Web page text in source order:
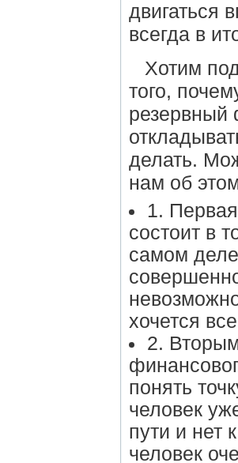
двигаться
всегда в
Хотим
того,
резервный
делать.
нам об
1.
состоит в
самом
хочется
2.
понять
человек
пути и
человек